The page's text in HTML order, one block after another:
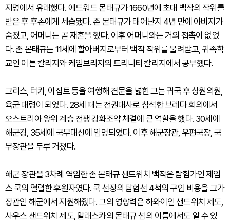
지명에서 유래했다. 에드워드 몬태규가 1660년에 초대 백작의 작위를
받은 후 후손에게 세습됐다. 존 몬태규가 태어난지 4년 만에 아버지가
숨졌고, 어머니는 곧 재혼을 했다. 이후 어머니와는 거의 접촉이 없었
다. 존 몬태규는 11세에 할아버지로부터 백작 작위를 물려받고, 귀족학
교인 이튼 칼리지와 케임브리지의 트리니티 칼리지에서 공부했다.
그리스, 터키, 이집트 등을 여행해 견문을 넓힌 그는 귀국 후 상원의원,
육군 대령이 되었다. 28세 때는 전권대사로 참석한 브레다 회의에서
오스트리아 왕위 계승 전쟁 강화조약 체결에 큰 역할을 했다. 30세에
해군경, 35세에 국무대신에 임명되었다. 이후 해군장관, 우편국장, 국
무장관을 두루 거쳤다.
해군 장관을 3차례 역임한 존 몬태규 샌드위치 백작은 탐험가인 제임
스 쿡의 열렬한 후원자였다. 쿡 선장의 탐험선 4척의 구입 비용을 그가
장관인 해군에서 지원해줬다. 그의 영향력은 하와이인 샌드위치 제도,
사우스 샌드위치 제도, 알래스카의 몬태규 섬의 이름에서도 알 수 있